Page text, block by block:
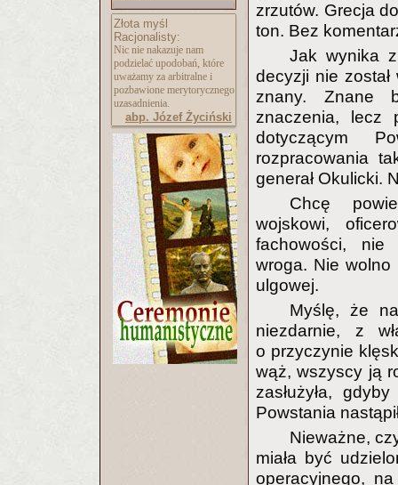
Złota myśl
Racjonalisty:
Nic nie nakazuje nam
podzielać upodobań, które
uważamy za arbitralne i
pozbawione merytorycznego
uzasadnienia.
abp. Józef Życiński
zrzutów. Grecja
ton. Bez
Jak wynika
decyzji nie
znany. Znane
znaczenia, lecz
dotyczącym
rozpracowania
generał Okulicki.
Chcę
wojskowi,
fachowości, nie
wroga. Nie wolno
ulgowej.
Myślę, że
niezdarnie, z
o przyczynie
wąż, wszyscy ją
zasłużyła,
Powstania
Nieważne,
miała być
operacyjnego,